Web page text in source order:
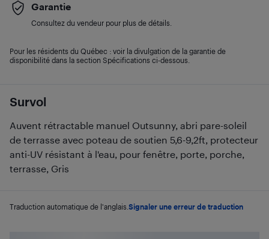
Survol
Auvent rétractable manuel Outsunny, abri pare-soleil
de terrasse avec poteau de soutien 5,6-9,2ft, protecteur
anti-UV résistant à l'eau, pour fenêtre, porte, porche,
terrasse, Gris
Traduction automatique de l'anglais. Signaler une erreur de traduction
Garantie
Consultez du vendeur pour plus de détails.
Pour les résidents du Québec : voir la divulgation de la garantie de
disponibilité dans la section Spécifications ci-dessous.